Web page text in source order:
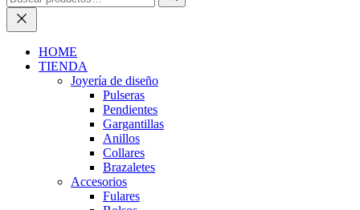
HOME
TIENDA
Joyería de diseño
Pulseras
Pendientes
Gargantillas
Anillos
Collares
Brazaletes
Accesorios
Fulares